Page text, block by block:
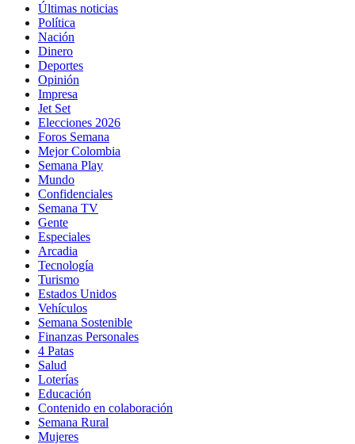
Últimas noticias
Política
Nación
Dinero
Deportes
Opinión
Impresa
Jet Set
Elecciones 2026
Foros Semana
Mejor Colombia
Semana Play
Mundo
Confidenciales
Semana TV
Gente
Especiales
Arcadia
Tecnología
Turismo
Estados Unidos
Vehículos
Semana Sostenible
Finanzas Personales
4 Patas
Salud
Loterías
Educación
Contenido en colaboración
Semana Rural
Mujeres